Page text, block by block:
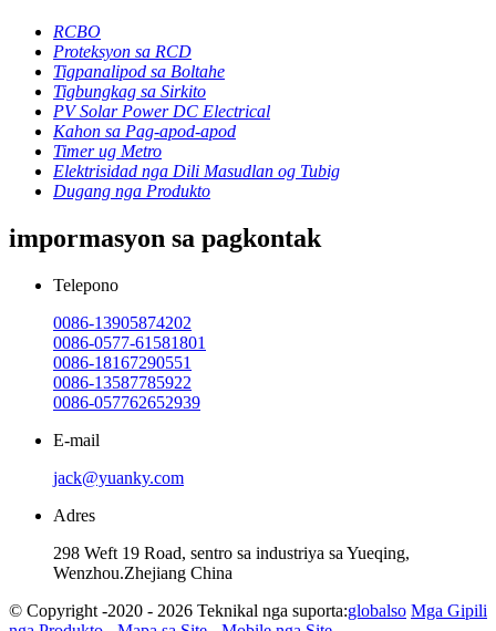
RCBO
Proteksyon sa RCD
Tigpanalipod sa Boltahe
Tigbungkag sa Sirkito
PV Solar Power DC Electrical
Kahon sa Pag-apod-apod
Timer ug Metro
Elektrisidad nga Dili Masudlan og Tubig
Dugang nga Produkto
impormasyon sa pagkontak
Telepono
0086-13905874202
0086-0577-61581801
0086-18167290551
0086-13587785922
0086-057762652939
E-mail
jack@yuanky.com
Adres
298 Weft 19 Road, sentro sa industriya sa Yueqing,
Wenzhou.Zhejiang China
© Copyright -2020 - 2026 Teknikal nga suporta:globalso Mga Gipili